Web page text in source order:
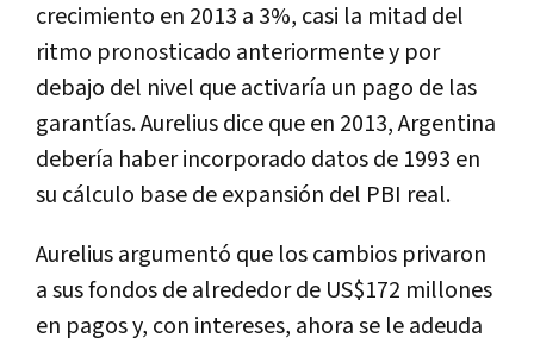
crecimiento en 2013 a 3%, casi la mitad del
ritmo pronosticado anteriormente y por
debajo del nivel que activaría un pago de las
garantías. Aurelius dice que en 2013, Argentina
debería haber incorporado datos de 1993 en
su cálculo base de expansión del PBI real.
Aurelius argumentó que los cambios privaron
a sus fondos de alrededor de US$172 millones
en pagos y, con intereses, ahora se le adeuda